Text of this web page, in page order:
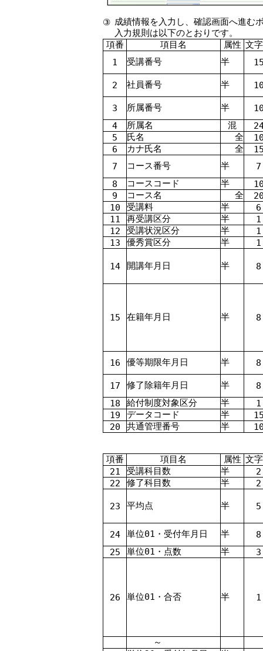
③ 成績情報を入力し、確認画面へ進む
入力規則は以下のとおりです。
項番
項目名 属性 文
1
受講番号 半
2 社員番号 半
3 所属番号 半
4
所属名 混
5
氏名 全
6
カナ氏名 全
7
コース番号 半
7
8
コースコード 半
9
コース名 全
10
受講料 半
6
11
再受講区分 半
1
12
受講状況区分 半
1
13
優秀賞区分 半 1
14 開講年月日 半 8
15 在籍年月日 半 8
16 優等期限年月日 半 8
17 修了除籍年月日 半
8
18
給付制度対象区分 半
1
19
データコード 半
20
共通管理番号 半
項番 項目名 属性 文
21
受講科目数 半
2
22
修了科目数 半 2
23 平均点 半 5
24 単位01 ・受付年月日 半
8
25
単位01 ・点数 半 3
26 単位01 ・合否 半 1
～